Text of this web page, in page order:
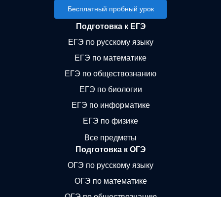
Бесплатный пробный урок
Подготовка к ЕГЭ
ЕГЭ по русскому языку
ЕГЭ по математике
ЕГЭ по обществознанию
ЕГЭ по биологии
ЕГЭ по информатике
ЕГЭ по физике
Все предметы
Подготовка к ОГЭ
ОГЭ по русскому языку
ОГЭ по математике